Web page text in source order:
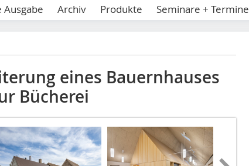
Archiv Produkte Seminare + Termine
eines Bauernhauses
Bücherei